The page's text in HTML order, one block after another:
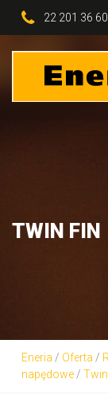
22 201 36 60
TWIN FIN
Eneria / Oferta /
napędowe /